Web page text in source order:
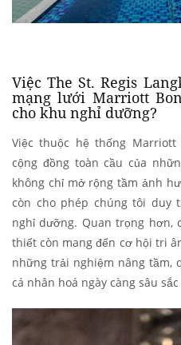
Việc The St. Regis
mạng lưới Marriott
cho khu nghỉ dưỡng?
Việc thuộc hệ thống
cộng đồng toàn cầu của
không chỉ mở rộng tầm ảnh
còn cho phép chúng tôi duy
nghỉ dưỡng. Quan trọng hơn,
thiết còn mang đến cơ hội tri
những trải nghiệm nâng tầm,
cá nhân hoá ngày càng sâu